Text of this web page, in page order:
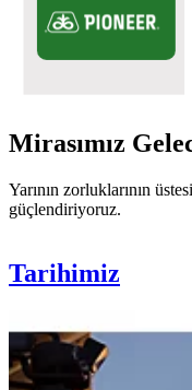
Mirasımız
Yarının zorluklarının
güçlendiriyoruz.
Tarihimiz